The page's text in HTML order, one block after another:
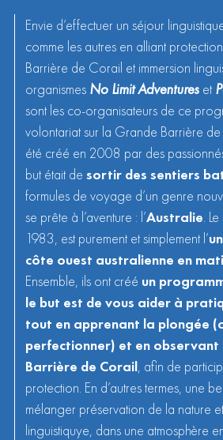
Envie d’effectuer un séjour
comme les autres en alliant
Barrière de Corail et immersion
organismes No Limit Adventures et
sont les co-organisateurs de ce
volontariat sur la Grande Barrière
été créé en 2008 par des
but était de sortir des sentiers
formules de voyage d’un genre
se prête à l’aventure : l’Australie.
1983, est purement et simplement l’
côte ouest australienne en
Ensemble, ils ont créé un
le but est de vous aider à
tout en apprenant la plongée
perfectionner) et en observant
Barrière de Corail, afin de
protection. En d’autres termes, une
mélanger préservation de la nature
linguistiquye, dans une atmosphère